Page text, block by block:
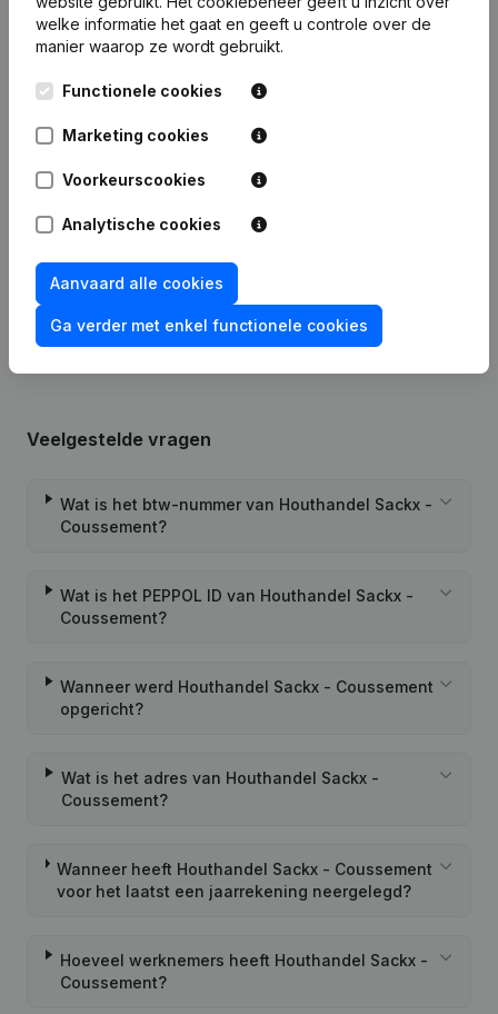
Publicatiesvan Houthandel Sackx - Coussement
05-07-1996
Wijzigingen Benaming en Statuten -
Benoeming
Omvorming van Pba in Bvba -
Wijziging Statuten
Veelgestelde vragen
Wat is het btw-nummer van Houthandel Sackx -
Coussement?
Wat is het PEPPOL ID van Houthandel Sackx -
Coussement?
Wanneer werd Houthandel Sackx - Coussement
opgericht?
Wat is het adres van Houthandel Sackx -
Coussement?
Wanneer heeft Houthandel Sackx - Coussement
voor het laatst een jaarrekening neergelegd?
Hoeveel werknemers heeft Houthandel Sackx -
Coussement?
welke informatie het gaat en geeft u controle over de
manier waarop ze wordt gebruikt.
Functionele cookies
Marketing cookies
Voorkeurscookies
Analytische cookies
Aanvaard alle cookies
Ga verder met enkel functionele cookies